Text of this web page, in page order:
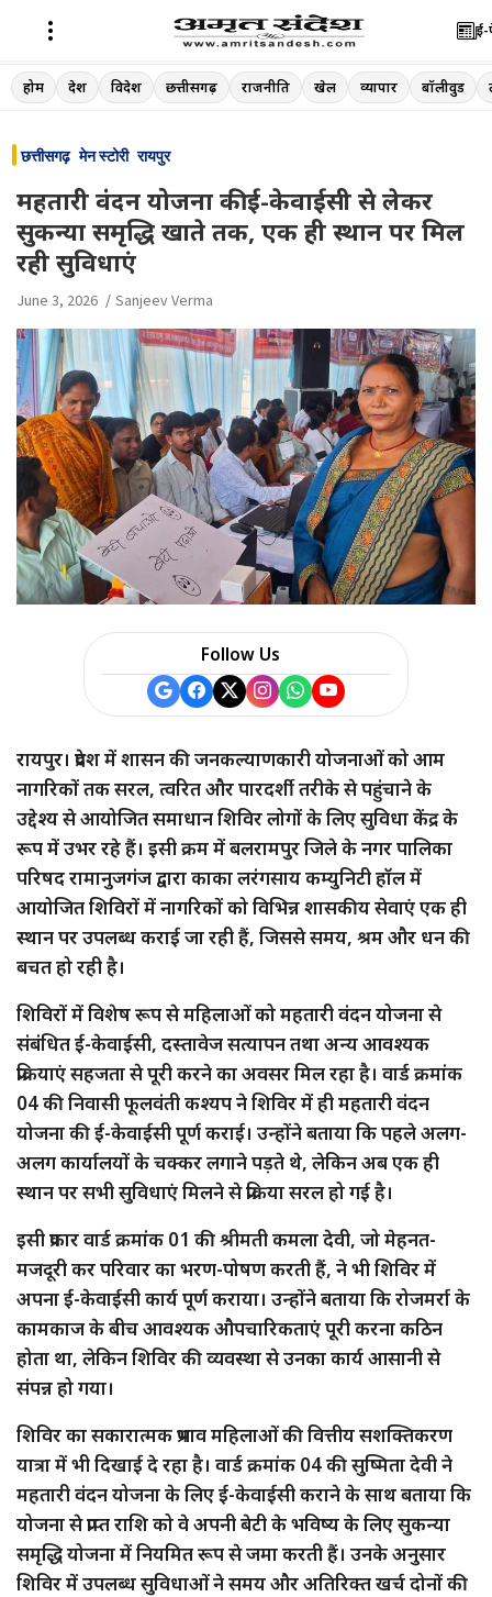
Skip
to
ई-
होम देश विदेश छत्तीसगढ़ राजनीति खेल व्यापार बॉलीवुड
छत्तीसगढ़ मेन स्टोरी रायपुर
महतारी वंदन योजना की ई-केवाईसी से लेकर
सुकन्या समृद्धि खाते तक, एक ही स्थान पर मिल
रही सुविधाएं
June 3, 2026 Sanjeev Verma
Follow Us
रायपुर। प्रदेश में शासन की जनकल्याणकारी योजनाओं को आम
नागरिकों तक सरल, त्वरित और पारदर्शी तरीके से पहुंचाने के
उद्देश्य से आयोजित समाधान शिविर लोगों के लिए सुविधा केंद्र के
रूप में उभर रहे हैं। इसी क्रम में बलरामपुर जिले के नगर पालिका
परिषद रामानुजगंज द्वारा काका लरंगसाय कम्युनिटी हॉल में
आयोजित शिविरों में नागरिकों को विभिन्न शासकीय सेवाएं एक ही
स्थान पर उपलब्ध कराई जा रही हैं, जिससे समय, श्रम और धन की
बचत हो रही है।
शिविरों में विशेष रूप से महिलाओं को महतारी वंदन योजना से
संबंधित ई-केवाईसी, दस्तावेज सत्यापन तथा अन्य आवश्यक
प्रक्रियाएं सहजता से पूरी करने का अवसर मिल रहा है। वार्ड क्रमांक
04 की निवासी फूलवंती कश्यप ने शिविर में ही महतारी वंदन
योजना की ई-केवाईसी पूर्ण कराई। उन्होंने बताया कि पहले अलग-
अलग कार्यालयों के चक्कर लगाने पड़ते थे, लेकिन अब एक ही
स्थान पर सभी सुविधाएं मिलने से प्रक्रिया सरल हो गई है।
इसी प्रकार वार्ड क्रमांक 01 की श्रीमती कमला देवी, जो मेहनत-
मजदूरी कर परिवार का भरण-पोषण करती हैं, ने भी शिविर में
अपना ई-केवाईसी कार्य पूर्ण कराया। उन्होंने बताया कि रोजमर्रा के
कामकाज के बीच आवश्यक औपचारिकताएं पूरी करना कठिन
होता था, लेकिन शिविर की व्यवस्था से उनका कार्य आसानी से
संपन्न हो गया।
शिविर का सकारात्मक प्रभाव महिलाओं की वित्तीय सशक्तिकरण
यात्रा में भी दिखाई दे रहा है। वार्ड क्रमांक 04 की सुष्मिता देवी ने
महतारी वंदन योजना के लिए ई-केवाईसी कराने के साथ बताया कि
योजना से प्राप्त राशि को वे अपनी बेटी के भविष्य के लिए सुकन्या
समृद्धि योजना में नियमित रूप से जमा करती हैं। उनके अनुसार
शिविर में उपलब्ध सुविधाओं ने समय और अतिरिक्त खर्च दोनों की